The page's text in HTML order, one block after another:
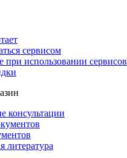
сервисом
при использовании сервисов
консультации
литература